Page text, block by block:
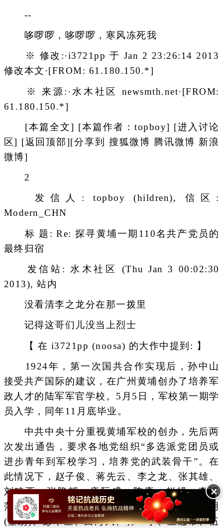
--
哆啰啰，哆啰啰，寒风冻死我
※ 修改:·i3721pp 于 Jan 2 23:26:14 2013
修改本文·[FROM: 61.180.150.*]
※ 来源:·水木社区 newsmth.net·[FROM:
61.180.150.*]
[本篇全文] [本篇作者：topboy] [进入讨论
区] [返回顶部][分享到 搜狐微博 腾讯微博 新浪
微博]
2
发信人: topboy (hildren), 信区:
Modern_CHN
标 题: Re: 探寻黄埔一期110名共产党员的
最终归宿
发信站: 水木社区 (Thu Jan 3 00:02:30
2013), 站内
没看清李之龙分在那一拨里
记得这哥们儿没当上烈士
【 在 i3721pp (noosa) 的大作中提到: 】
1924年，第一次国共合作实现后，孙中山
接受共产国际的建议，在广州黄埔创办了培养军
政人才的陆军军官学校。5月5日，军校第一期学
员入学，同年11月底毕业。
中共中央十分重视黄埔军校的创办，先后两
次发出通告，要求各地党组织“多选派党团员或
进步青年到军校学习，培养党的武装骨干”。在
此情况下，赵子俊、蒋先云、李之龙、张其雄、
刘畴西、张隐韬、唐际盛、陈赓、赵枬、李汉
藩、荣耀先、游步瀛、谭鹿鸣、宣侠父、董仲明
(董朗)、彭干臣、白海风、郭一予、王逸常、伍
✕